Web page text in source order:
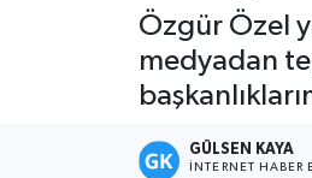
Özgür Özel
medyadan
GÜLSEN KAYA
İNTERNET HABER
Resmi İlan